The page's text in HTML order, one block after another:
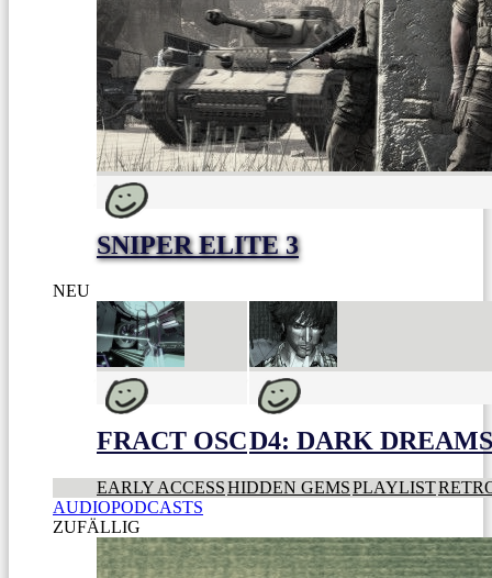
SNIPER ELITE 3
NEU
FRACT OSCD4: DARK
EARLY ACCESSHIDDEN GEMSPLAYLIST
AUDIOPODCASTS
ZUFÄLLIG